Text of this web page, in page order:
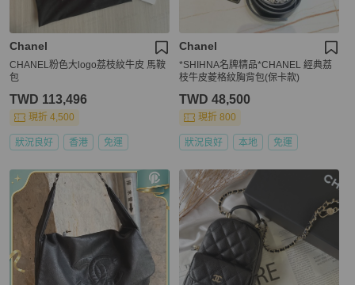
Chanel
CHANEL粉色大logo荔枝紋牛皮 馬鞍
包
TWD 113,496
現折 4,500
狀況良好 香港 免運
Chanel
*SHIHNA名牌精品*CHANEL 經典荔
枝牛皮菱格紋胸背包(保卡款)
TWD 48,500
現折 800
狀況良好 本地 免運